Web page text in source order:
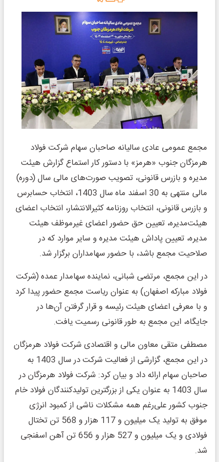
مجمع عمومی عادی سالیانه صاحبان سهام شرکت فولاد
هرمزگان جنوب «هرمز» با دستور کار استماع گزارش هیئت‌
مدیره و بازرس قانونی، تصویب صورت‌های مالی سال (دوره)
مالی منتهی به 30 اسفند ماه سال 1403، انتخاب حسابرس
و بازرس قانونی، انتخاب روزنامه کثیر‌الانتشار، انتخاب اعضای
هیئت‌مدیره، تعیین حق حضور اعضای غیرموظف هیئت
مدیره، تعیین پاداش هیئت مدیره و سایر موارد که در
صلاحیت مجمع باشد، با حضور سهامداران برگزار شد.
در این مجمع، مرتضی شبانی، نماینده سهامدار عمده (شرکت
فولاد مبارکه اصفهان) به عنوان ریاست مجمع حضور پیدا کرد
و با معرفی اعضای هیئت رئیسه و قرار گرفتن آن‌ها در
جایگاه، این مجمع به طور قانونی رسمیت یافت.
مصطفی متقی معاون مالی و اقتصادی شرکت فولاد هرمزگان
در این مجمع، گزارشی از فعالیت شرکت در سال 1403 به
صاحبان سهام ارائه داد و بیان کرد: شرکت فولاد هرمزگان در
سال 1403 به عنوان یکی از بزرگترین تولیدکنندگان فولاد خام
جنوب کشور علی‌رغم همه مشکلات ناشی از کمبود انرژی
موفق به تولید یک میلیون و 117 هزار و 568 تن تختال
فولادی و یک میلیون و 527 هزار و 656 تن آهن اسفنجی
شد.